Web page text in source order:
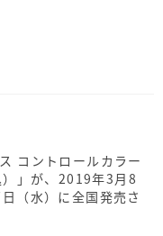
コントロールカラー
」が、2019年3月8
（水）に全国発売さ